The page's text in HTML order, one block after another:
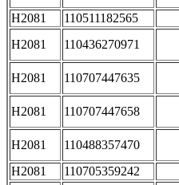
H2081
110511182565
H2081
110436270971
H2081 110707447635
H2081 110707447658
H2081 110488357470
H2081
110705359242